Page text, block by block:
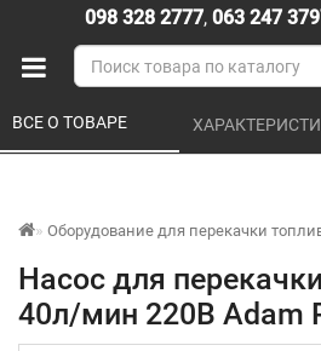
098 328 2777, 063 247
Оборудование для перекачки
Насос для
40л/мин 220В Adam
ВСЕ О ТОВАРЕ